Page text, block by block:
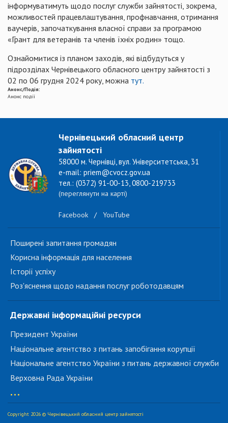
інформуватимуть щодо послуг служби зайнятості, зокрема,
можливостей працевлаштування, профнавчання, отримання
ваучерів, започаткування власної справи за програмою
«Грант для ветеранів та членів їхніх родин» тощо.
Ознайомитися із планом заходів, які відбудуться у
підрозділах Чернівецького обласного центру зайнятості з
02 по 06 грудня 2024 року, можна тут.
Анонс/Подія:
Анонс події
Чернівецький обласний центр
зайнятості
58000 м. Чернівці, вул. Університетська, 31
e-mail: priem@cvocz.gov.ua
тел.: (0372) 91-00-13, 0800-219733
(переглянути на карті)
Facebook / YouTube
Поширені запитання громадян
Корисна інформація для населення
Історії успіху
Роз'яснення щодо надання послуг роботодавцям
Державні інформаційні ресурси
Президент України
Національне агентство з питань запобігання корупції
Національне агентство України з питань державної служби
Верховна Рада України
...
Copyright 2026 © Чернівецький обласний центр зайнятості